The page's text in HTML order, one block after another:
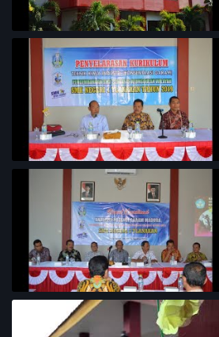
PROFIL SEKOLAH
Penyelarasan Kurikulum TKI
Rapat Koordinasi Analisis Potensi
Garam Madura